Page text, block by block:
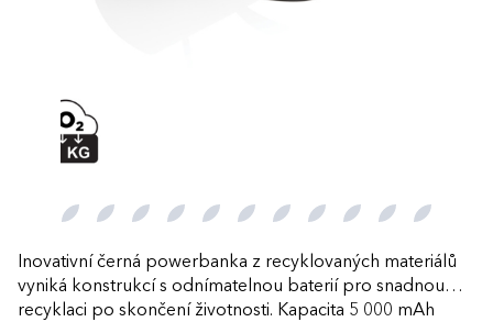
Inovativní černá powerbanka z recyklovaných materiálů
vyniká konstrukcí s odnímatelnou baterií pro snadnou
recyklaci po skončení životnosti. Kapacita 5 000 mAh